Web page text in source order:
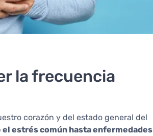
la frecuencia
corazón y del estado general del
el estrés común hasta enfermedades